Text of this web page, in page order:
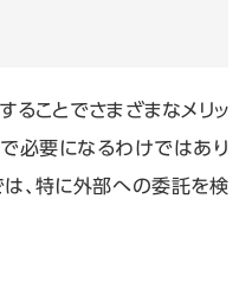
ることでさまざまなメリッ
必要になるわけではあり
、特に外部への委託を検